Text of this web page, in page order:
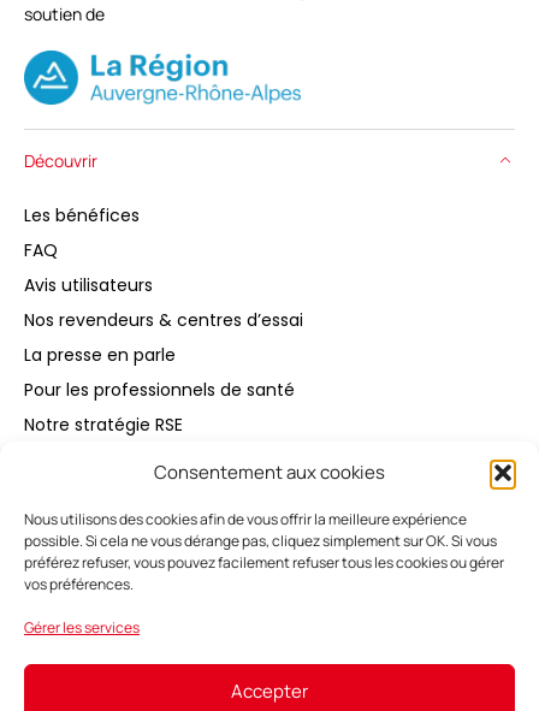
Consentement aux cookies
Nous utilisons des cookies afin de vous offrir la meilleure expérience
possible. Si cela ne vous dérange pas, cliquez simplement sur OK. Si vous
préférez refuser, vous pouvez facilement refuser tous les cookies ou gérer
vos préférences.
Gérer les services
Accepter
soutien de
Découvrir
Les bénéfices
FAQ
Avis utilisateurs
Nos revendeurs & centres d’essai
La presse en parle
Pour les professionnels de santé
Notre stratégie RSE
Entretenir